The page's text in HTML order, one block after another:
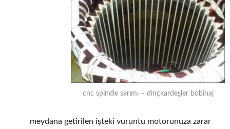
cnc spindle sarımı – dinçkardeşler bobinaj
meydana getirilen işteki vuruntu motorunuza zarar